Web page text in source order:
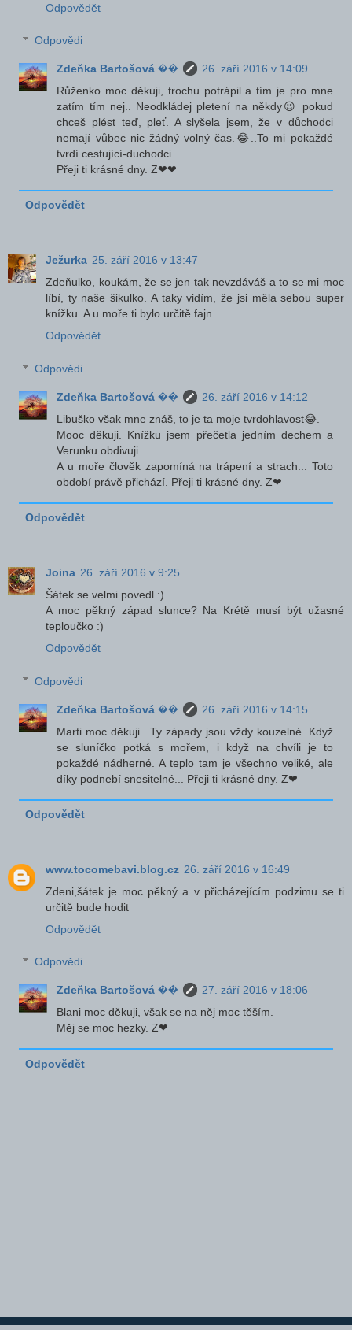
Odpovědět
Odpovědi
Zdeňka Bartošová ��
26. září 2016 v 14:09
Růženko moc děkuji, trochu potrápil a tím je pro mne
zatím tím nej.. Neodkládej pletení na někdy😉 pokud
chceš plést teď, pleť. A slyšela jsem, že v důchodci
nemají vůbec nic žádný volný čas.😂..To mi pokaždé
tvrdí cestující-duchodci.
Přeji ti krásné dny. Z❤❤
Odpovědět
Ježurka 25. září 2016 v 13:47
Zdeňulko, koukám, že se jen tak nevzdáváš a to se mi moc
líbí, ty naše šikulko. A taky vidím, že jsi měla sebou super
knížku. A u moře ti bylo určitě fajn.
Odpovědět
Odpovědi
Zdeňka Bartošová ��
26. září 2016 v 14:12
Libuško však mne znáš, to je ta moje tvrdohlavost😂.
Mooc děkuji. Knížku jsem přečetla jedním dechem a
Verunku obdivuji.
A u moře člověk zapomíná na trápení a strach... Toto
období právě přichází. Přeji ti krásné dny. Z❤
Odpovědět
Joina 26. září 2016 v 9:25
Šátek se velmi povedl :)
A moc pěkný západ slunce? Na Krétě musí být užasné
teploučko :)
Odpovědět
Odpovědi
Zdeňka Bartošová ��
26. září 2016 v 14:15
Marti moc děkuji.. Ty západy jsou vždy kouzelné. Když
se sluníčko potká s mořem, i když na chvíli je to
pokaždé nádherné. A teplo tam je všechno veliké, ale
díky podnebí snesitelné... Přeji ti krásné dny. Z❤
Odpovědět
www.tocomebavi.blog.cz 26. září 2016 v 16:49
Zdeni,šátek je moc pěkný a v přicházejícím podzimu se ti
určitě bude hodit
Odpovědět
Odpovědi
Zdeňka Bartošová ��
27. září 2016 v 18:06
Blani moc děkuji, však se na něj moc těším.
Měj se moc hezky. Z❤
Odpovědět